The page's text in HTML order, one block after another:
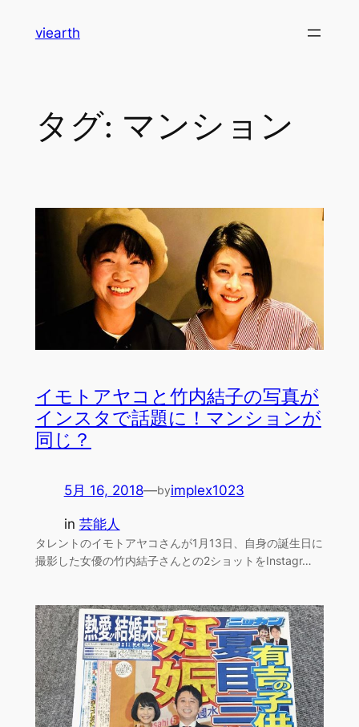
viearth
タグ: マンション
イモトアヤコと竹内結子の写真が
インスタで話題に！マンションが
同じ？
5月 16, 2018—byimplex1023
in 芸能人
タレントのイモトアヤコさんが1月13日、自身の誕生日に
撮影した女優の竹内結子さんとの2ショットをInstagr…